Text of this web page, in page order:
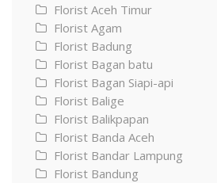
Florist Aceh Timur
Florist Agam
Florist Badung
Florist Bagan batu
Florist Bagan Siapi-api
Florist Balige
Florist Balikpapan
Florist Banda Aceh
Florist Bandar Lampung
Florist Bandung